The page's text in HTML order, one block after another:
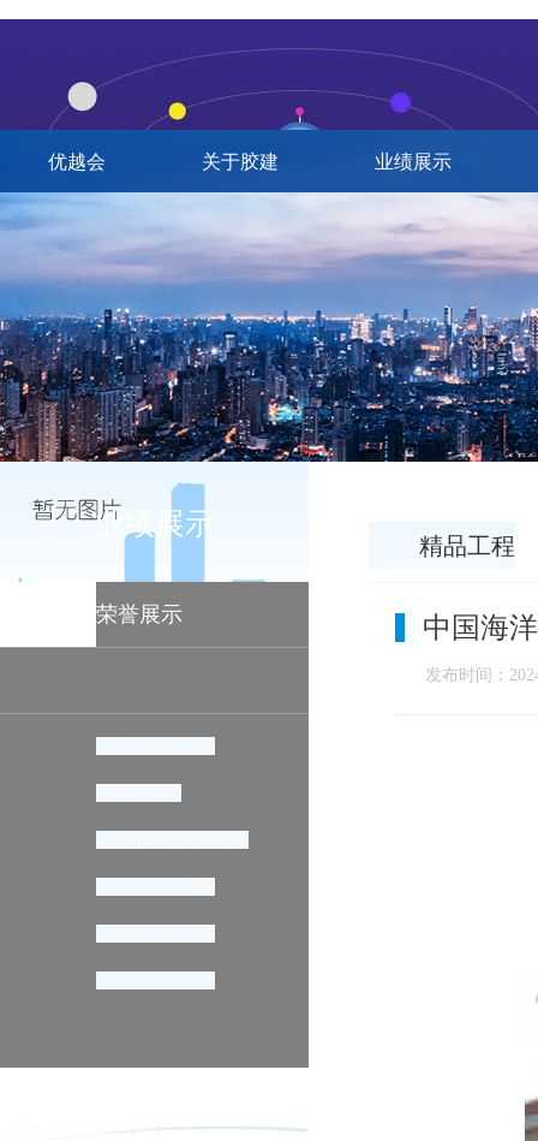
优越会 关于胶建 业绩展示
业绩展示
荣誉展示
精品工程
中国海
发布时间：